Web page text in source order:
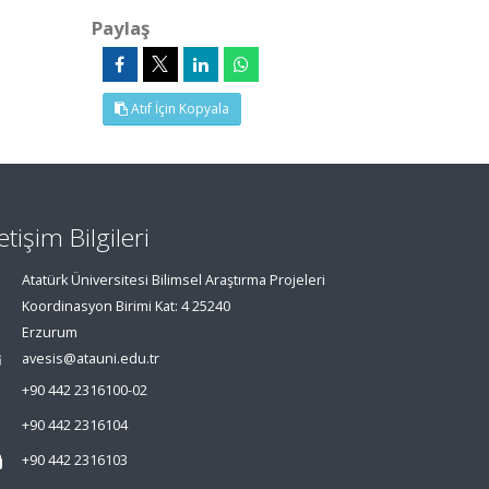
Paylaş
Atıf İçin Kopyala
Bilgileri
Atatürk Üniversitesi Bilimsel Araştırma Projeleri
Koordinasyon Birimi Kat: 4 25240
Erzurum
avesis@atauni.edu.tr
+90 442 2316100-02
+90 442 2316104
+90 442 2316103